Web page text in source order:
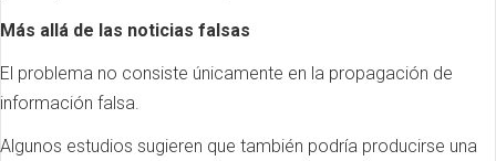
Más allá de las noticias falsas
El problema no consiste únicamente en la propagación de
información falsa.
Algunos estudios sugieren que también podría producirse una